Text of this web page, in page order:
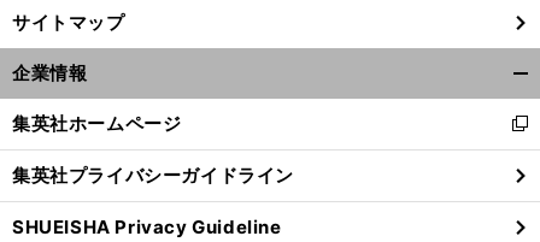
サイトマップ
企業情報
閉
る
集英社ホームページ
新
し
い
ウ
ィ
集英社プライバシーガイドライン
SHUEISHA Privacy Guideline